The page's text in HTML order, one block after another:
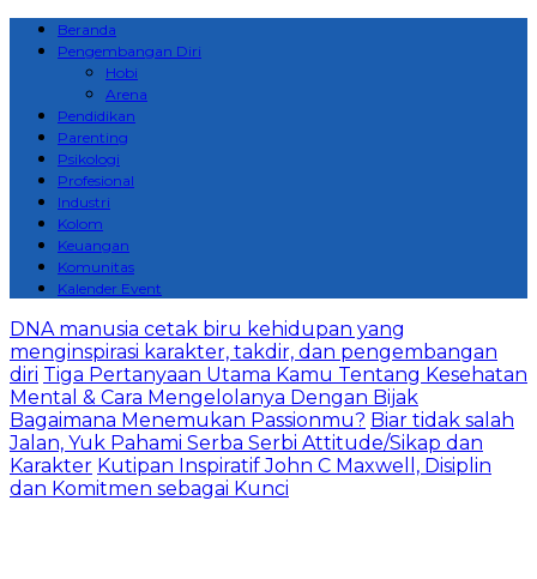
Beranda
Pengembangan Diri
Hobi
Arena
Pendidikan
Parenting
Psikologi
Profesional
Industri
Kolom
Keuangan
Komunitas
Kalender Event
DNA manusia cetak biru kehidupan yang
menginspirasi karakter, takdir, dan pengembangan
diri Tiga Pertanyaan Utama Kamu Tentang Kesehatan
Mental & Cara Mengelolanya Dengan Bijak
Bagaimana Menemukan Passionmu? Biar tidak salah
Jalan, Yuk Pahami Serba Serbi Attitude/Sikap dan
Karakter Kutipan Inspiratif John C Maxwell, Disiplin
dan Komitmen sebagai Kunci